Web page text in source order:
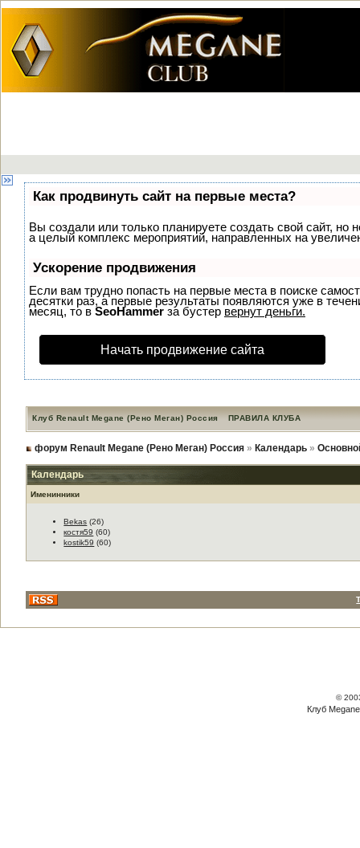
Как продвинуть сайт на первые места?
Вы создали или только планируете создать свой сайт, но
а целый комплекс мероприятий, направленных на
Ускорение продвижения
Если вам трудно попасть на первые места в поиске
десятки раз, а первые результаты появляются уже в
месяц, то в SeoHammer за бустер вернут деньги.
Начать продвижение сайта
Клуб Renault Megane (Рено Меган) Россия ПРАВИЛА КЛУБА
форум Renault Megane (Рено Меган) Россия » Календарь »
Календарь
Именинники
Bekas (26)
костя59 (60)
kostik59 (60)
©
Клуб